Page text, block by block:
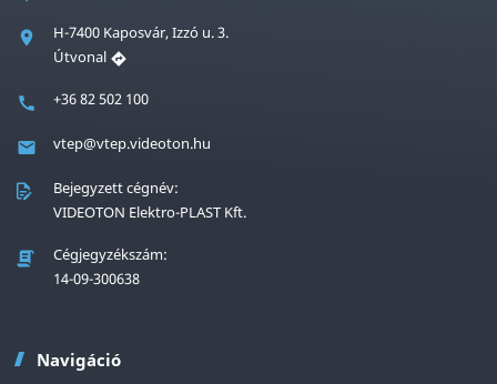
H-7400 Kaposvár, Izzó u. 3.
Útvonal
+36 82 502 100
vtep@vtep.videoton.hu
Bejegyzett cégnév:
VIDEOTON Elektro-PLAST Kft.
Cégjegyzékszám:
14-09-300638
Navigáció